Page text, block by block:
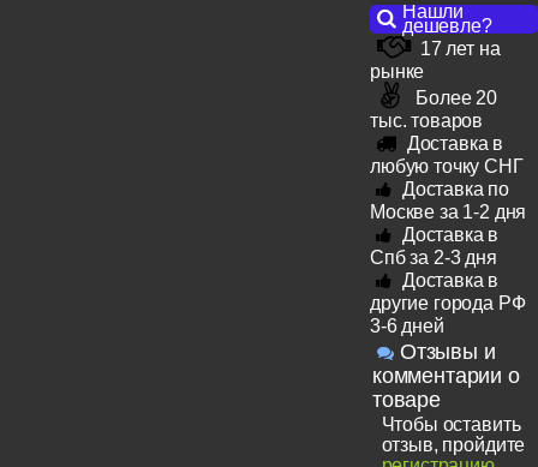
Нашли
дешевле?
17 лет на
рынке
Более 20
тыс. товаров
Доставка в
любую точку СНГ
Доставка по
Москве за 1-2 дня
Доставка в
Спб за 2-3 дня
Доставка в
другие города РФ
3-6 дней
Отзывы и
комментарии о
товаре
Чтобы оставить
отзыв, пройдите